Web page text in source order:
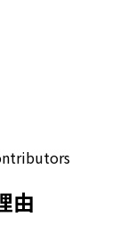
由